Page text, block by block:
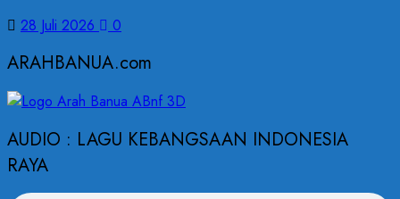
28 Juli 2026 0
ARAHBANUA.com
AUDIO : LAGU KEBANGSAAN INDONESIA
RAYA